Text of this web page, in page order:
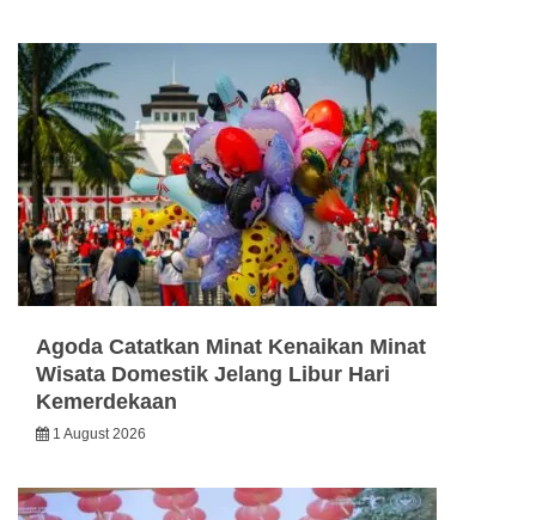
Agoda Catatkan Minat Kenaikan Minat
Wisata Domestik Jelang Libur Hari
Kemerdekaan
1 August 2026